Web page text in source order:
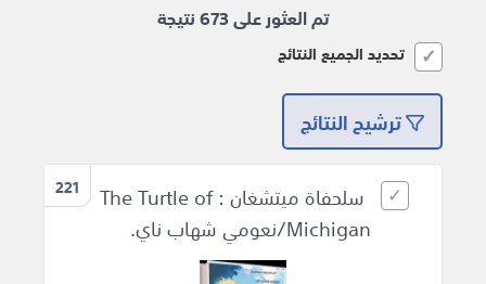
تم العثور على 673 نتيجة
تحديد الجميع النتائج
ترشيح النتائج
221
سلحفاة ميتشغان : The Turtle of
Michigan/نعومي شهاب ناي.